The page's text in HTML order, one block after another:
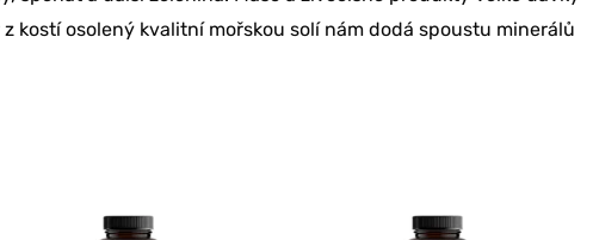
kostí osolený kvalitní mořskou solí nám dodá spoustu minerálů